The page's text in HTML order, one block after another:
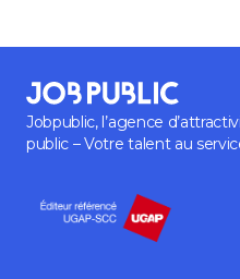
Jobpublic, l’agence
public – Votre talent au